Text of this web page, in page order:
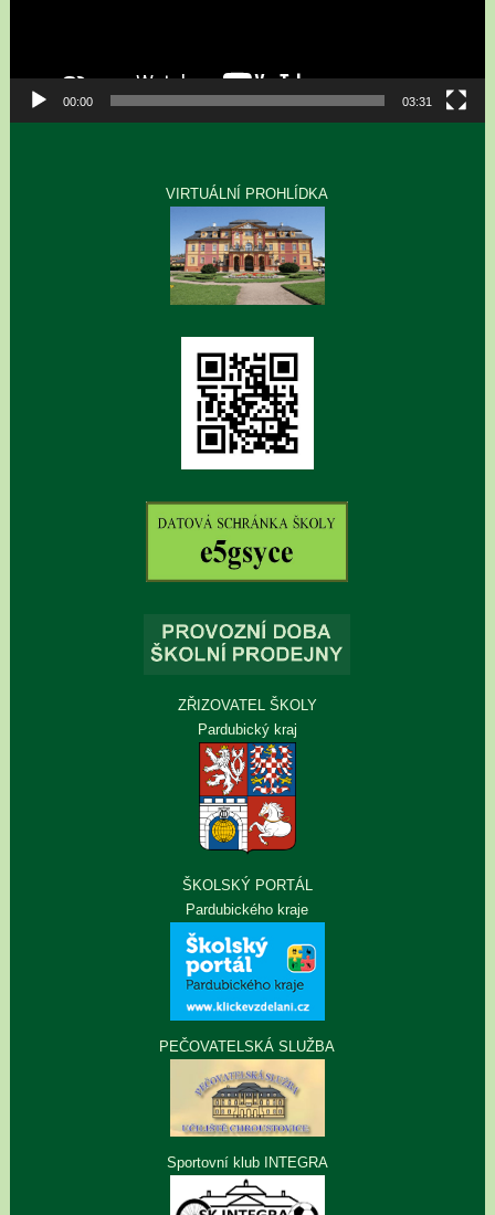
00:00 03:31
VIRTUÁLNÍ PROHLÍDKA
ZŘIZOVATEL ŠKOLY
Pardubický kraj
ŠKOLSKÝ PORTÁL
Pardubického kraje
PEČOVATELSKÁ SLUŽBA
Sportovní klub INTEGRA